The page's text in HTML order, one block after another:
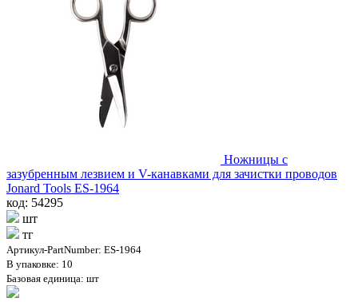
Ножницы с
зазубренным лезвием и V-канавками для зачистки проводов
Jonard Tools ES-1964
код: 54295
шт
тг
Артикул-PartNumber: ES-1964
В упаковке: 10
Базовая единица: шт